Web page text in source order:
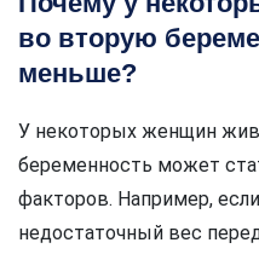
во вторую
меньше?
У некоторых женщин
беременность может
факторов. Например,
недостаточный вес